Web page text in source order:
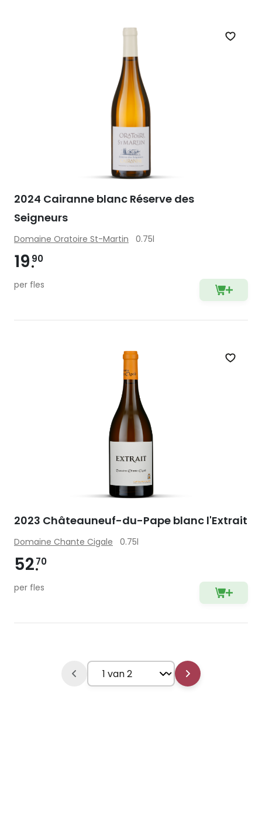
Zet
2024 Cairanne blanc Réserve des
Seigneurs
Domaine Oratoire St-Martin 0.75l
19 90
per fles
Zet
2023 Châteauneuf-du-Pape blanc l'Extrait
Domaine Chante Cigale 0.75l
5270
per fles